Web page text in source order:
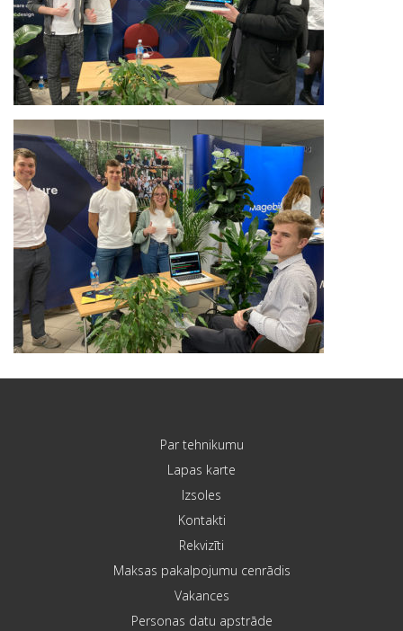
Par tehnikumu
Lapas karte
Izsoles
Kontakti
Rekvizīti
Maksas pakalpojumu cenrādis
Vakances
Personas datu apstrāde